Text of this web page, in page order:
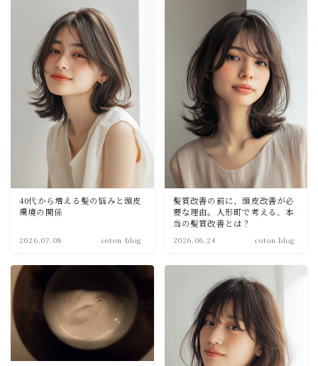
採用情報
COTON Journal
取り扱い製品について
40代から増える髪の悩みと頭皮
環境の関係
2026.07.08 coton blog
髪質改善の前に、頭皮改善が必
要な理由。人形町で考える、本
当の髪質改善とは？
2026.06.24 coton blog